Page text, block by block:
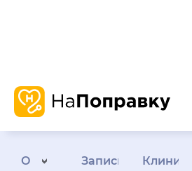
О
Запись